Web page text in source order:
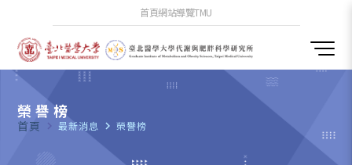
首頁網站導覽TMU
榮譽榜
首頁 navigate_next 最新消息 navigate_next 榮譽榜